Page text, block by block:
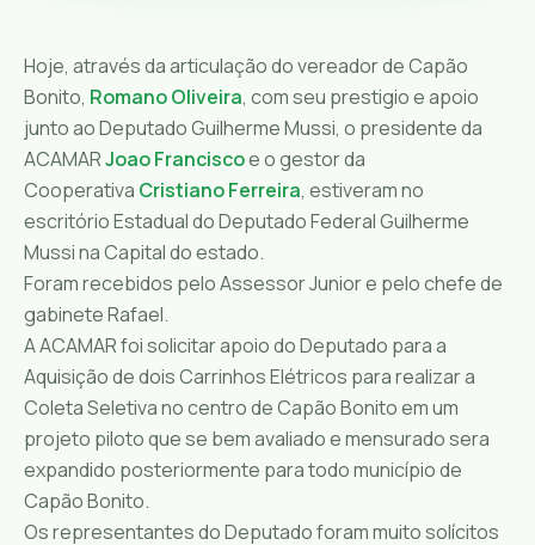
Hoje, através da articulação do vereador de Capão
Bonito, Romano Oliveira, com seu prestigio e apoio
junto ao Deputado Guilherme Mussi, o presidente da
ACAMARJoao Franciscoe o gestor da
Cooperativa Cristiano Ferreira, estiveram no
escritório Estadual do Deputado Federal Guilherme
Mussi na Capital do estado.
Foram recebidos pelo Assessor Junior e pelo chefe de
gabinete Rafael.
A ACAMAR foi solicitar apoio do Deputado para a
Aquisição de dois Carrinhos Elétricos para realizar a
Coleta Seletiva no centro de Capão Bonito em um
projeto piloto que se bem avaliado e mensurado sera
expandido posteriormente para todo município de
Capão Bonito.
Os representantes do Deputado foram muito solícitos